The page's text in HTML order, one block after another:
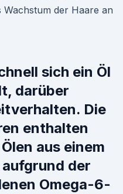
der Haare an
sich ein Öl
darüber
Die
enthalten
aus einem
der
Omega-6-